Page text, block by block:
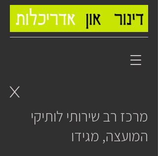
X
מרכז רב שירותי לותיקי
המועצה, מגידו